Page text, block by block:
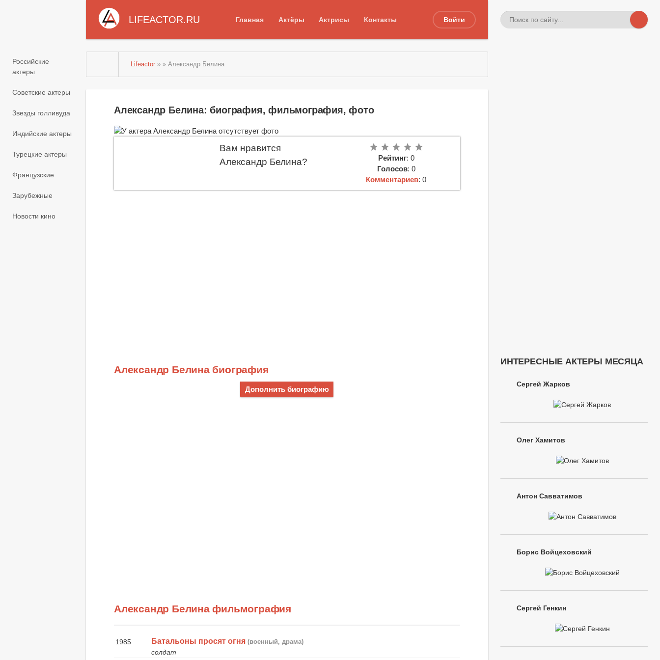
LIFEACTOR.RU Главная Актёры Актрисы Контакты Войти
Российские
актеры
Советские актеры
Звезды голливуда
Индийские актеры
Турецкие актеры
Французские
Зарубежные
Новости кино
Lifeactor » » Александр Белина
Александр Белина: биография, фильмография, фото
Вам нравится
Александр Белина?
Рейтинг: 0
Голосов: 0
Комментариев: 0
Александр Белина биография
Дополнить биографию
Александр Белина фильмография
1985 Батальоны просят огня (военный, драма)
солдат
ИНТЕРЕСНЫЕ АКТЕРЫ МЕСЯЦА
Сергей Жарков
Олег Хамитов
Антон Савватимов
Борис Войцеховский
Сергей Генкин